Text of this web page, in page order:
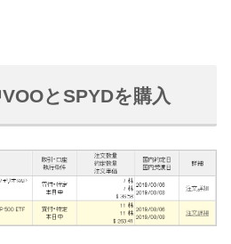
とSPYDを購入